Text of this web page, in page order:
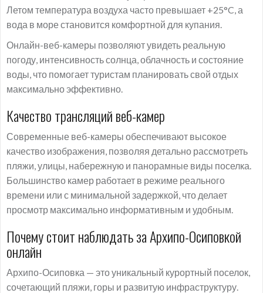
Летом температура воздуха часто превышает +25°C, а
вода в море становится комфортной для купания.
Онлайн-веб-камеры позволяют увидеть реальную
погоду, интенсивность солнца, облачность и состояние
воды, что помогает туристам планировать свой отдых
максимально эффективно.
Качество трансляций веб-камер
Современные веб-камеры обеспечивают высокое
качество изображения, позволяя детально рассмотреть
пляжи, улицы, набережную и панорамные виды поселка.
Большинство камер работает в режиме реального
времени или с минимальной задержкой, что делает
просмотр максимально информативным и удобным.
Почему стоит наблюдать за Архипо-Осиповкой
онлайн
Архипо-Осиповка — это уникальный курортный поселок,
сочетающий пляжи, горы и развитую инфраструктуру.